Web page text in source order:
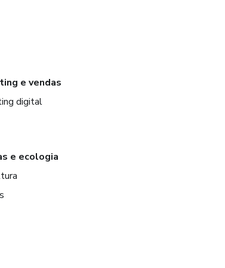
e vendas
digital
e ecologia